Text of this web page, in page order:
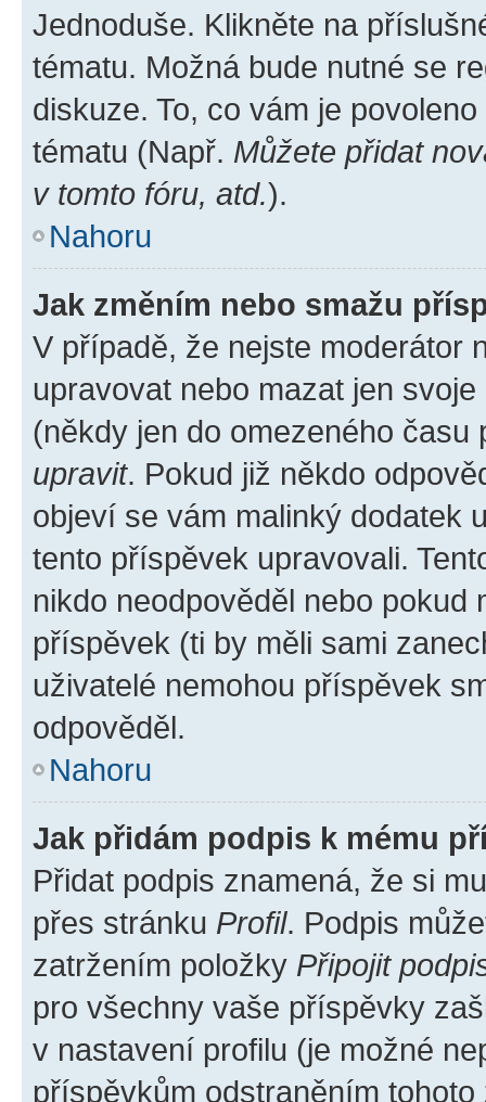
Jednoduše. Klikněte na
tématu. Možná bude nutné se
diskuze. To, co vám je
tématu (Např. Můžete přidat
v tomto fóru, atd.).
Nahoru
Jak změním nebo smažu
V případě, že nejste moderátor
upravovat nebo mazat jen
(někdy jen do omezeného
upravit. Pokud již někdo
objeví se vám malinký dodatek
tento příspěvek upravovali.
nikdo neodpověděl nebo pokud
příspěvek (ti by měli sami
uživatelé nemohou příspěvek
odpověděl.
Nahoru
Jak přidám podpis k mému
Přidat podpis znamená, že si
přes stránku Profil. Podpis
zatržením položky Připojit
pro všechny vaše příspěvky
v nastavení profilu (je možné
příspěvkům odstraněním